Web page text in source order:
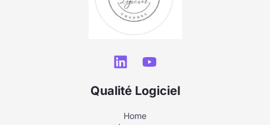
Qualité Logiciel
Home